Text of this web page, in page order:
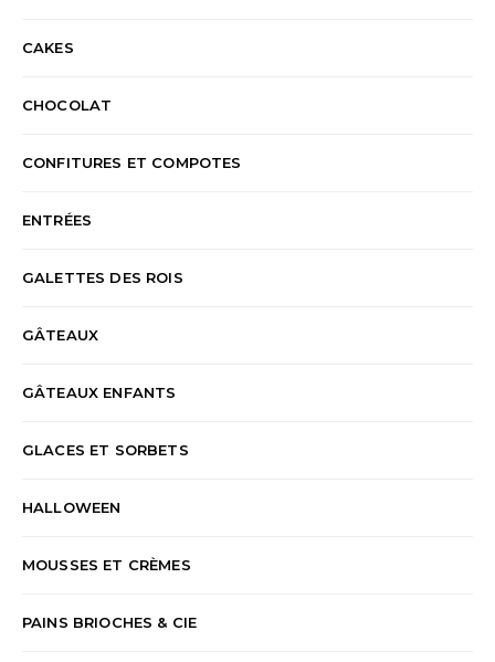
CAKES
CHOCOLAT
CONFITURES ET COMPOTES
ENTRÉES
GALETTES DES ROIS
GÂTEAUX
GÂTEAUX ENFANTS
GLACES ET SORBETS
HALLOWEEN
MOUSSES ET CRÈMES
PAINS BRIOCHES & CIE